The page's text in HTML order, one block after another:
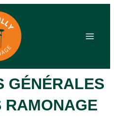
Menu
GÉNÉRALES
RAMONAGE